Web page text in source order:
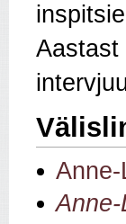
Aastast